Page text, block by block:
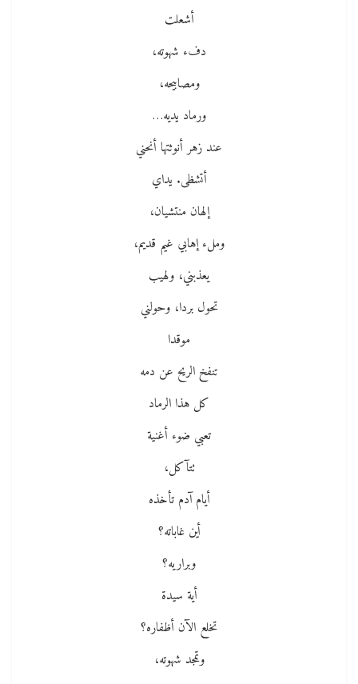
أشعلت
دفء شهوته،
ومصابيحه،
ورماد يديه…
عند زهر أنوثتها أنحني
أتشظى. يداي
إلهان منتشيان،
وملء إهابي غيم قديم،
يعذبني، ولهيب
تحول بردا، وحولني
موقدا
تنفخ الريح عن دمه
كل هذا الرماد
تعبي ضوء أغنية
تتآكل،
أيام آدم تأخذه
أين غاباته؟
وبراريه؟
أية سيدة
تخلع الآن أظفاره؟
وتمجد شهوته،